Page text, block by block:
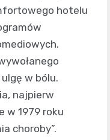
hotelu
w bólu.
najpierw
w 1979 roku
choroby”.